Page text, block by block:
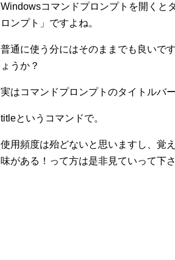
Windowsコマンドプロンプトを開くと
ロンプト」ですよね。
普通に使う分にはそのままでも良いで
ょうか？
実はコマンドプロンプトのタイトルバ
titleというコマンドで。
使用頻度は殆どないと思いますし、覚
味がある！って方は是非見ていって下さ